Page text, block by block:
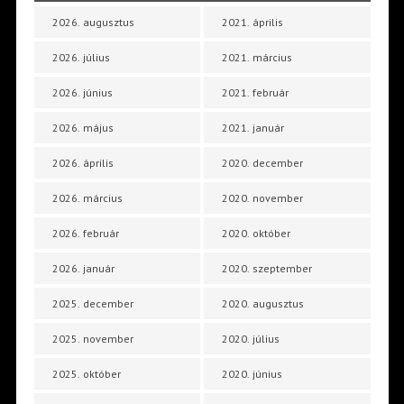
2026. augusztus
2026. július
2026. június
2026. május
2026. április
2026. március
2026. február
2026. január
2025. december
2025. november
2025. október
2021. április
2021. március
2021. február
2021. január
2020. december
2020. november
2020. október
2020. szeptember
2020. augusztus
2020. július
2020. június